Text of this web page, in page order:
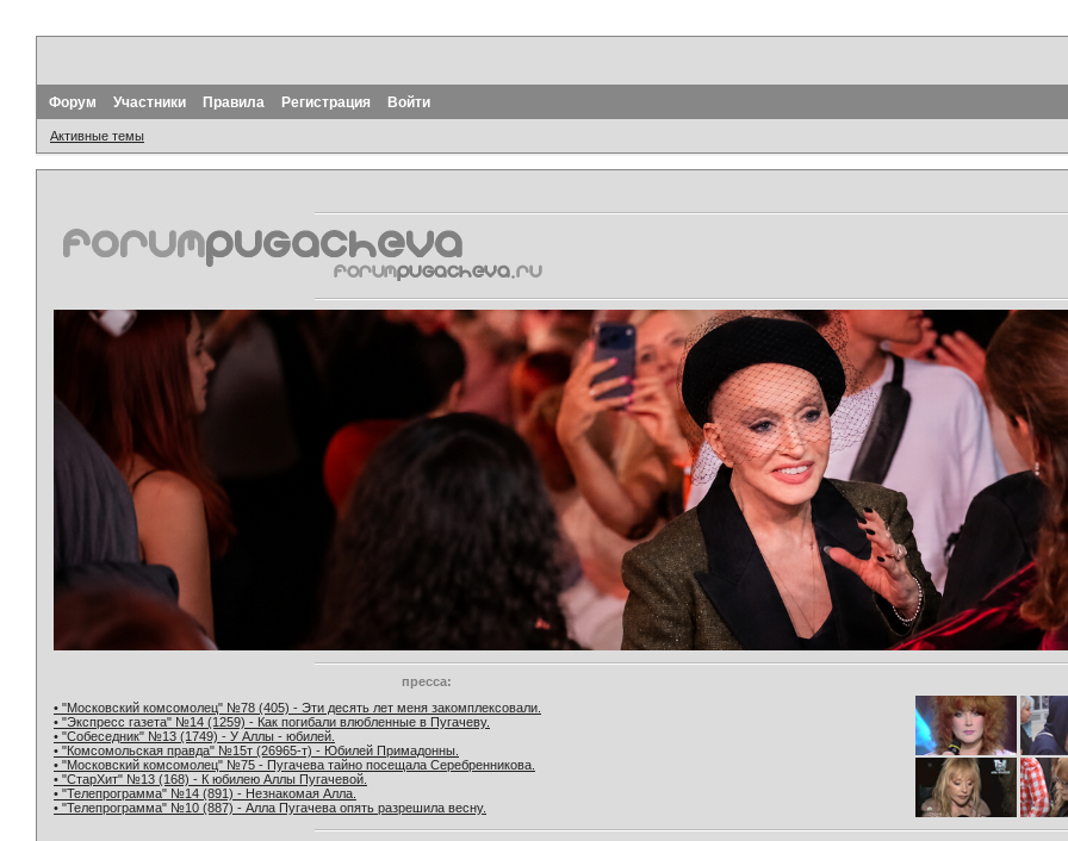
Форум Участники Правила Регистрация Войти
Активные темы
пресса:
• "Московский комсомолец" №78 (405) - Эти десять лет меня закомплексовали.
• "Экспресс газета" №14 (1259) - Как погибали влюбленные в Пугачеву.
• "Собеседник" №13 (1749) - У Аллы - юбилей.
• "Комсомольская правда" №15т (26965-т) - Юбилей Примадонны.
• "Московский комсомолец" №75 - Пугачева тайно посещала Серебренникова.
• "СтарХит" №13 (168) - К юбилею Аллы Пугачевой.
• "Телепрограмма" №14 (891) - Незнакомая Алла.
• "Телепрограмма" №10 (887) - Алла Пугачева опять разрешила весну.